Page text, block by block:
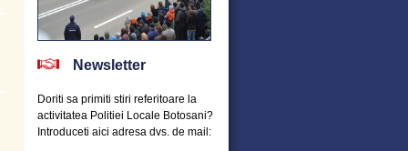
Newsletter
Doriti sa primiti stiri referitoare la
activitatea Politiei Locale Botosani?
Introduceti aici adresa dvs. de mail: